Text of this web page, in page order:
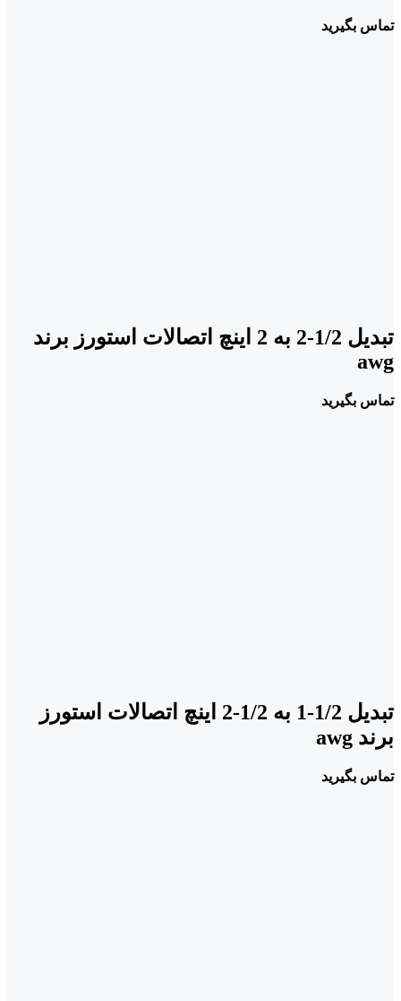
تماس بگیرید
تبدیل 1/2-2 به 2 اینچ اتصالات استورز برند
awg
تماس بگیرید
تبدیل 1/2-1 به 1/2-2 اینچ اتصالات استورز
برند awg
تماس بگیرید